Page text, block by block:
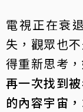
電視正在衰
失，觀眾也
得重新思考，
再一次找到
的內容宇宙